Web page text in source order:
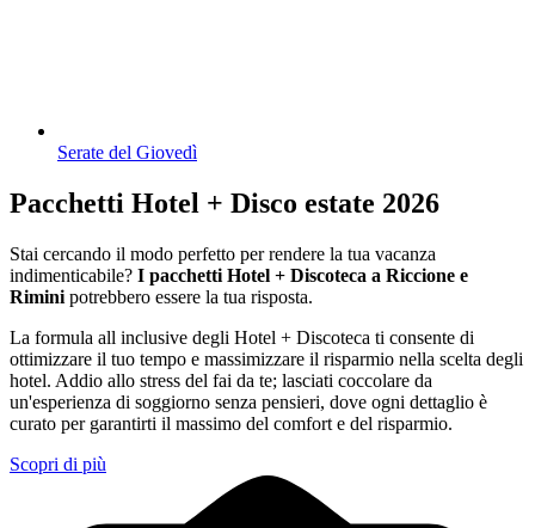
Serate del Giovedì
Pacchetti Hotel + Disco estate 2026
Stai cercando il modo perfetto per rendere la tua vacanza
indimenticabile? I pacchetti Hotel + Discoteca a Riccione e
Rimini potrebbero essere la tua risposta.
La formula all inclusive degli Hotel + Discoteca ti consente di
ottimizzare il tuo tempo e massimizzare il risparmio nella scelta degli
hotel. Addio allo stress del fai da te; lasciati coccolare da
un'esperienza di soggiorno senza pensieri, dove ogni dettaglio è
curato per garantirti il massimo del comfort e del risparmio.
Scopri di più